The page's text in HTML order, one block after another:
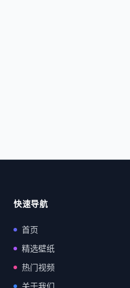
快速导航
首页
精选壁纸
热门视频